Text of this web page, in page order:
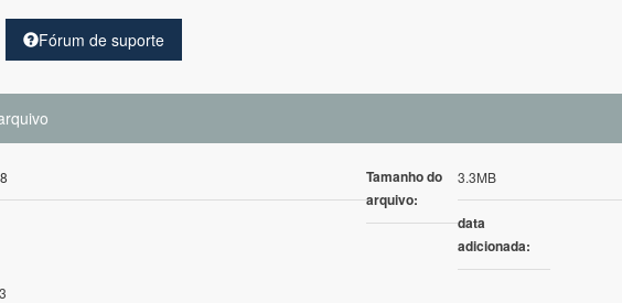
Fórum de suporte
8
Tamanho do
arquivo:
3.3MB
data
adicionada: